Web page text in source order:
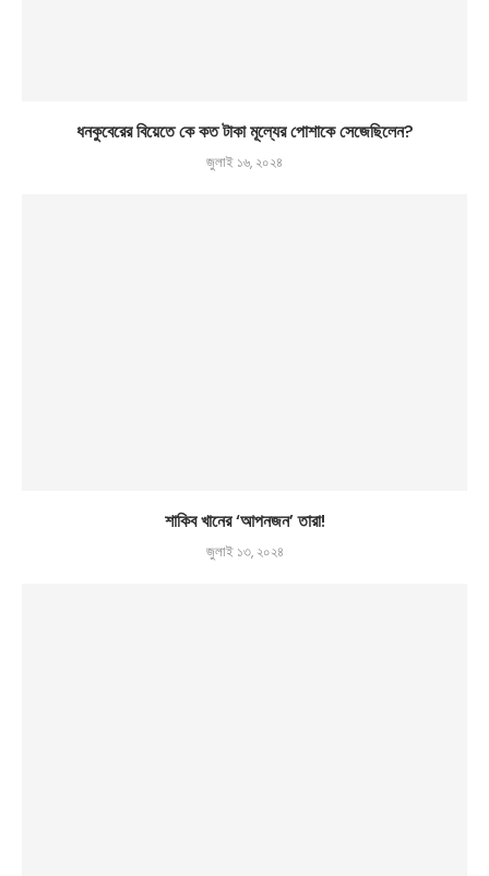
ধনকুবেরের বিয়েতে কে কত টাকা মূল্যের পোশাকে সেজেছিলেন?
জুলাই ১৬, ২০২৪
শাকিব খানের ‘আপনজন’ তারা!
জুলাই ১৩, ২০২৪